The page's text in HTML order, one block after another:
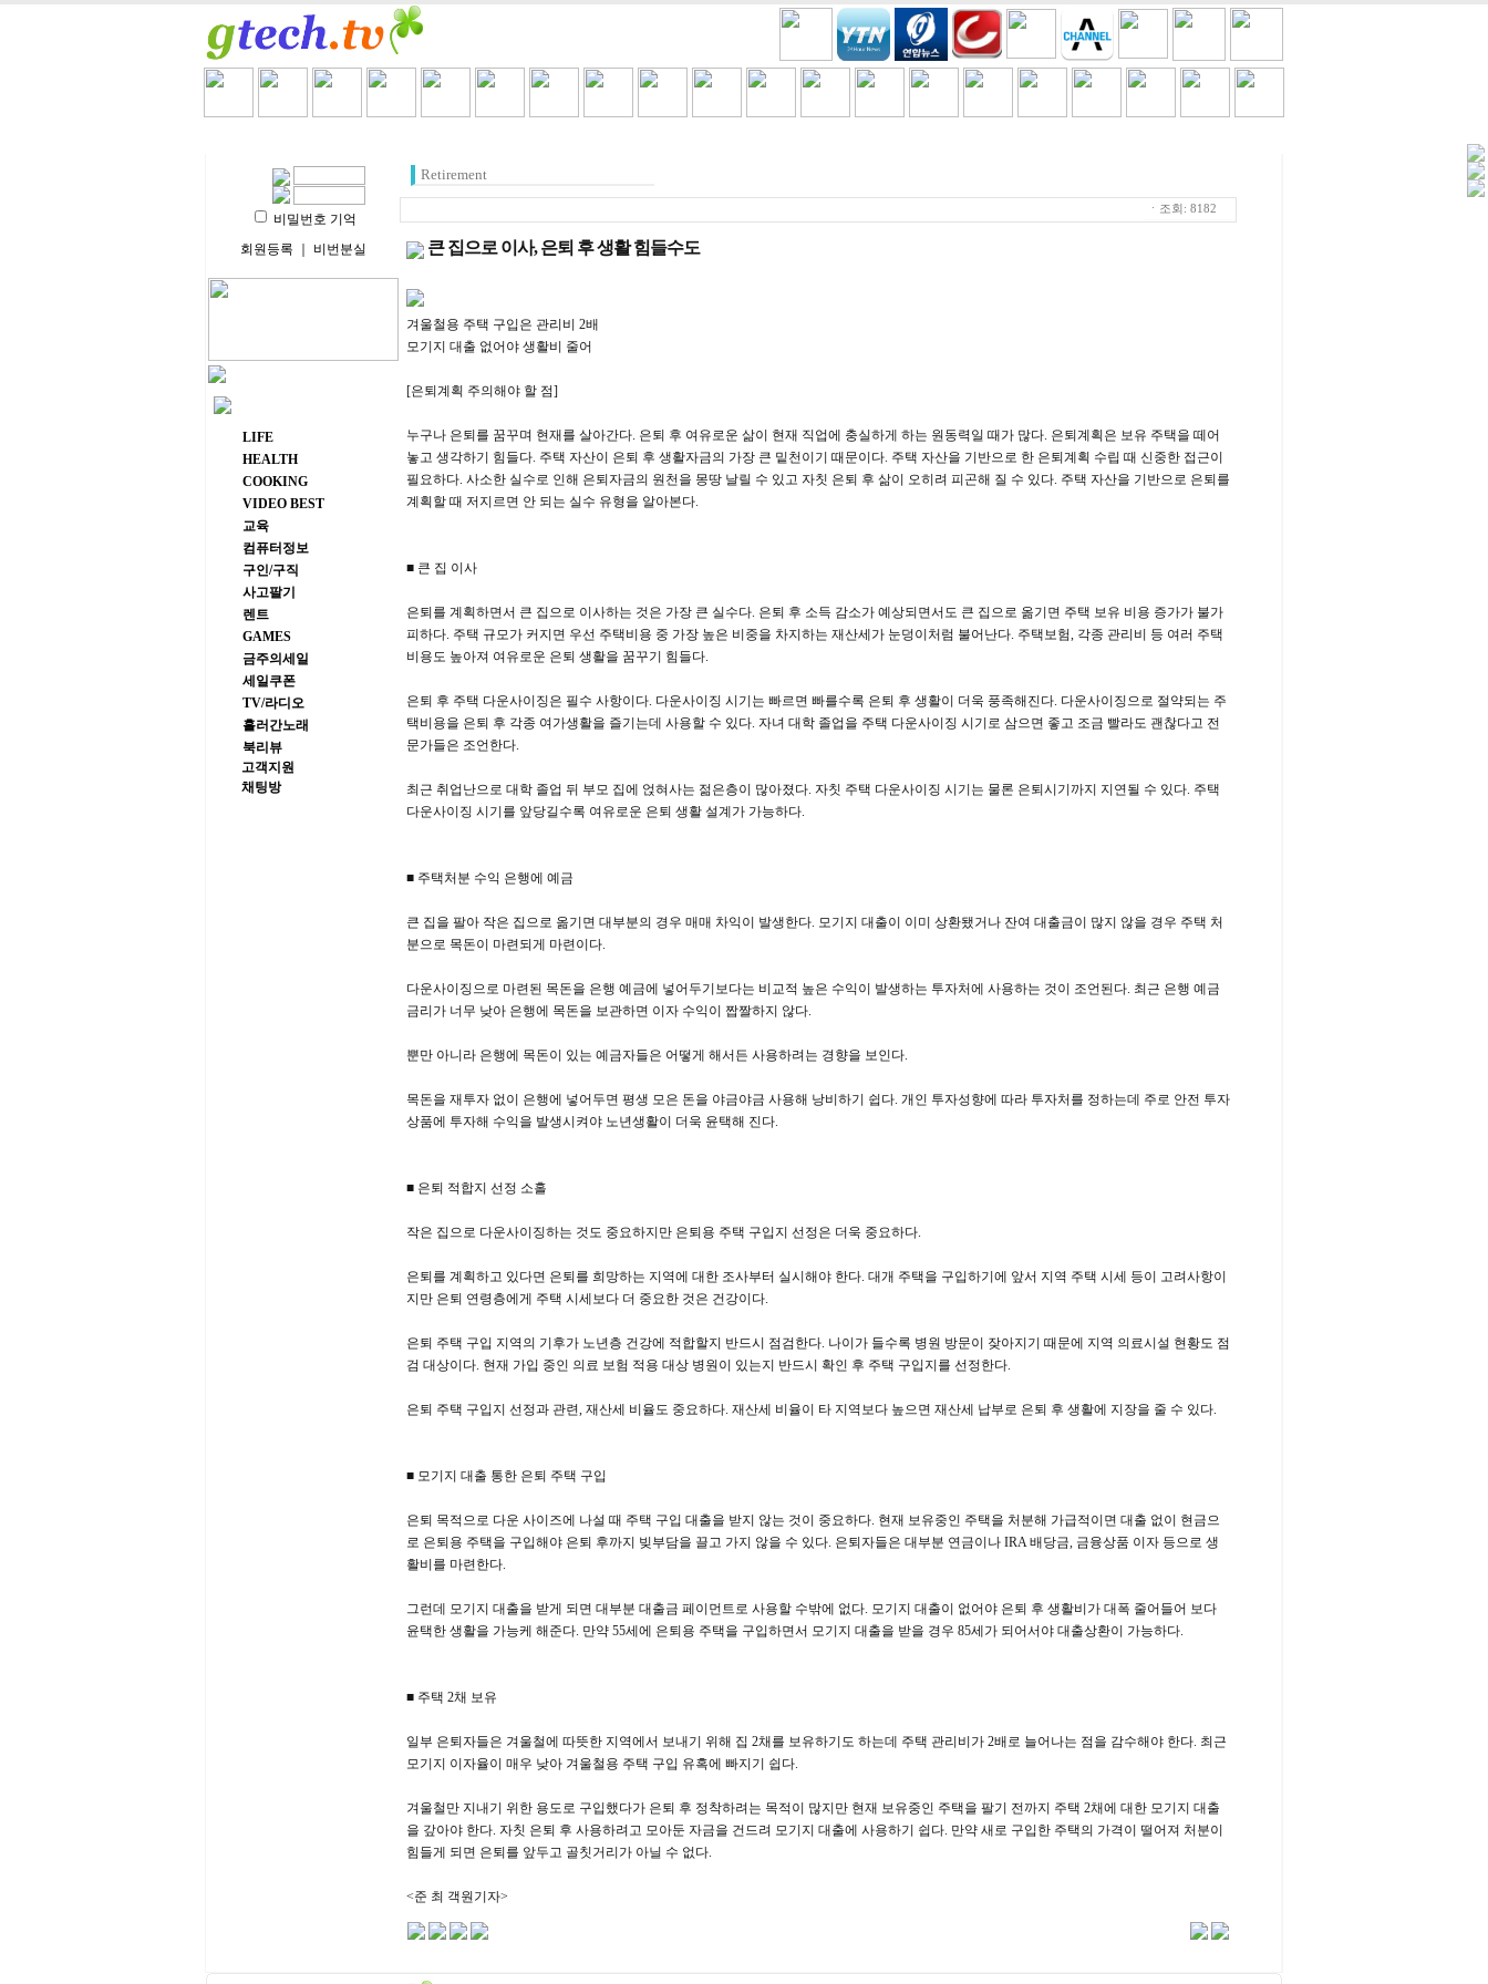
비밀번호 기억
회원등록
비번분실
주요 메뉴
LIFE
HEALTH
COOKING
VIDEO BEST
교육
컴퓨터정보
구인/구직
사고팔기
렌트
GAMES
금주의세일
세일쿠폰
TV/라디오
흘러간노래
북리뷰
고객지원
채팅방
Retirement
ㆍ조회: 8182
큰 집으로 이사, 은퇴 후 생활 힘들수도
겨울철용 주택 구입은 관리비 2배
모기지 대출 없어야 생활비 줄어
[은퇴계획 주의해야 할 점]
누구나 은퇴를 꿈꾸며 현재를 살아간다. 은퇴 후 여유로운 삶이 현재 직업에 충실하게 하는 원동력일 때가 많다. 은퇴계획은 보유 주택을 떼어
놓고 생각하기 힘들다. 주택 자산이 은퇴 후 생활자금의 가장 큰 밑천이기 때문이다. 주택 자산을 기반으로 한 은퇴계획 수립 때 신중한 접근이
필요하다. 사소한 실수로 인해 은퇴자금의 원천을 몽땅 날릴 수 있고 자칫 은퇴 후 삶이 오히려 피곤해 질 수 있다. 주택 자산을 기반으로 은퇴를
계획할 때 저지르면 안 되는 실수 유형을 알아본다.
■ 큰 집 이사
은퇴를 계획하면서 큰 집으로 이사하는 것은 가장 큰 실수다. 은퇴 후 소득 감소가 예상되면서도 큰 집으로 옮기면 주택 보유 비용 증가가 불가
피하다. 주택 규모가 커지면 우선 주택비용 중 가장 높은 비중을 차지하는 재산세가 눈덩이처럼 불어난다. 주택보험, 각종 관리비 등 여러 주택
비용도 높아져 여유로운 은퇴 생활을 꿈꾸기 힘들다.
은퇴 후 주택 다운사이징은 필수 사항이다. 다운사이징 시기는 빠르면 빠를수록 은퇴 후 생활이 더욱 풍족해진다. 다운사이징으로 절약되는 주
택비용을 은퇴 후 각종 여가생활을 즐기는데 사용할 수 있다. 자녀 대학 졸업을 주택 다운사이징 시기로 삼으면 좋고 조금 빨라도 괜찮다고 전
문가들은 조언한다.
최근 취업난으로 대학 졸업 뒤 부모 집에 얹혀사는 젊은층이 많아졌다. 자칫 주택 다운사이징 시기는 물론 은퇴시기까지 지연될 수 있다. 주택
다운사이징 시기를 앞당길수록 여유로운 은퇴 생활 설계가 가능하다.
■ 주택처분 수익 은행에 예금
큰 집을 팔아 작은 집으로 옮기면 대부분의 경우 매매 차익이 발생한다. 모기지 대출이 이미 상환됐거나 잔여 대출금이 많지 않을 경우 주택 처
분으로 목돈이 마련되게 마련이다.
다운사이징으로 마련된 목돈을 은행 예금에 넣어두기보다는 비교적 높은 수익이 발생하는 투자처에 사용하는 것이 조언된다. 최근 은행 예금
금리가 너무 낮아 은행에 목돈을 보관하면 이자 수익이 짭짤하지 않다.
뿐만 아니라 은행에 목돈이 있는 예금자들은 어떻게 해서든 사용하려는 경향을 보인다.
목돈을 재투자 없이 은행에 넣어두면 평생 모은 돈을 야금야금 사용해 낭비하기 쉽다. 개인 투자성향에 따라 투자처를 정하는데 주로 안전 투자
상품에 투자해 수익을 발생시켜야 노년생활이 더욱 윤택해 진다.
■ 은퇴 적합지 선정 소홀
작은 집으로 다운사이징하는 것도 중요하지만 은퇴용 주택 구입지 선정은 더욱 중요하다.
은퇴를 계획하고 있다면 은퇴를 희망하는 지역에 대한 조사부터 실시해야 한다. 대개 주택을 구입하기에 앞서 지역 주택 시세 등이 고려사항이
지만 은퇴 연령층에게 주택 시세보다 더 중요한 것은 건강이다.
은퇴 주택 구입 지역의 기후가 노년층 건강에 적합할지 반드시 점검한다. 나이가 들수록 병원 방문이 잦아지기 때문에 지역 의료시설 현황도 점
검 대상이다. 현재 가입 중인 의료 보험 적용 대상 병원이 있는지 반드시 확인 후 주택 구입지를 선정한다.
은퇴 주택 구입지 선정과 관련, 재산세 비율도 중요하다. 재산세 비율이 타 지역보다 높으면 재산세 납부로 은퇴 후 생활에 지장을 줄 수 있다.
■ 모기지 대출 통한 은퇴 주택 구입
은퇴 목적으로 다운 사이즈에 나설 때 주택 구입 대출을 받지 않는 것이 중요하다. 현재 보유중인 주택을 처분해 가급적이면 대출 없이 현금으
로 은퇴용 주택을 구입해야 은퇴 후까지 빚부담을 끌고 가지 않을 수 있다. 은퇴자들은 대부분 연금이나 IRA 배당금, 금융상품 이자 등으로 생
활비를 마련한다.
그런데 모기지 대출을 받게 되면 대부분 대출금 페이먼트로 사용할 수밖에 없다. 모기지 대출이 없어야 은퇴 후 생활비가 대폭 줄어들어 보다
윤택한 생활을 가능케 해준다. 만약 55세에 은퇴용 주택을 구입하면서 모기지 대출을 받을 경우 85세가 되어서야 대출상환이 가능하다.
■ 주택 2채 보유
일부 은퇴자들은 겨울철에 따뜻한 지역에서 보내기 위해 집 2채를 보유하기도 하는데 주택 관리비가 2배로 늘어나는 점을 감수해야 한다. 최근
모기지 이자율이 매우 낮아 겨울철용 주택 구입 유혹에 빠지기 쉽다.
겨울철만 지내기 위한 용도로 구입했다가 은퇴 후 정착하려는 목적이 많지만 현재 보유중인 주택을 팔기 전까지 주택 2채에 대한 모기지 대출
을 갚아야 한다. 자칫 은퇴 후 사용하려고 모아둔 자금을 건드려 모기지 대출에 사용하기 쉽다. 만약 새로 구입한 주택의 가격이 떨어져 처분이
힘들게 되면 은퇴를 앞두고 골칫거리가 아닐 수 없다.
<준 최 객원기자>